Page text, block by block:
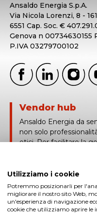
Ansaldo Energia S.p.A.
Via Nicola Lorenzi, 8 -
6551 Cap. Soc. €
Genova n 00734630155
P.IVA 03279700102
Vendor hub
Ansaldo Energia da
non solo
etici. Per facilitare la
Ansaldo Energia
basata sulla
delle informazioni
login in
Utilizziamo i cookie
Potremmo posizionarli per
migliorare il nostro sito Web,
un'esperienza di navigazione
cookie che utilizziamo aprire le